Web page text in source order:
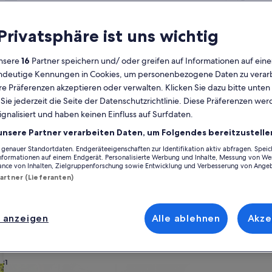
Derzeit
die
Monate
August
2026
und
September
angezeigt.
MoMontag
DiDienstag
MiMittwoch
DoDonnerstag
Fr Freitag
SaSamstag
SoSonntag
3 4 5 6 7 8 9
10 11 12
23
30
31
MoMontag
Di
7 8 9
21 22
28 29
vorschwebt, stöbere durch unsere Feriendomizile und finde die
oder deinem Vierbeiner, euch erwarten all die
Garten. Und auch wenn du nach Raucheroptionen oder
deinem Geschmack
oder Apartments
ist uns wichtig
16 Partner speichern und/ oder greifen auf Informationen auf
Kennungen in Cookies, um personenbezogene Daten zu
Präferenzen akzeptieren oder verwalten. Klicken Sie dazu bitte
jederzeit die Seite der Datenschutzrichtlinie. Diese Präferenzen
und haben keinen Einfluss auf Surfdaten.
Partner verarbeiten Daten, um Folgendes
Standortdaten. Endgeräteeigenschaften zur Identifikation aktiv abfragen.
auf einem Endgerät. Personalisierte Werbung und Inhalte, Messung von
von Inhalten, Zielgruppenforschung sowie Entwicklung und Verbesserung von
(Lieferanten)
Alle ablehnen